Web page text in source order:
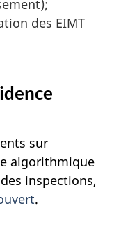
des EIMT
sur
algorithmique
inspections,
.